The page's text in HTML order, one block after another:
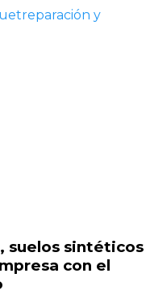
reparación y
suelos sintéticos
con el